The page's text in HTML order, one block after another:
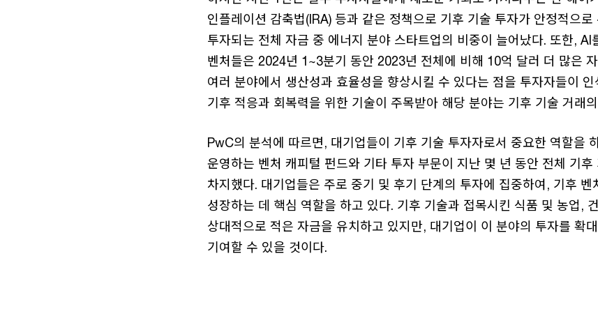
인플레이션 감축법(IRA) 등과 같은 정책으로 기후 기술 투자가 안정적으로
투자되는 전체 자금 중 에너지 분야 스타트업의 비중이 늘어났다. 또한, AI
벤처들은 2024년 1~3분기 동안 2023년 전체에 비해 10억 달러 더 많은
여러 분야에서 생산성과 효율성을 향상시킬 수 있다는 점을 투자자들이 인
기후 적응과 회복력을 위한 기술이 주목받아 해당 분야는 기후 기술 거래
PwC의 분석에 따르면, 대기업들이 기후 기술 투자자로서 중요한 역할을
운영하는 벤처 캐피털 펀드와 기타 투자 부문이 지난 몇 년 동안 전체 기
차지했다. 대기업들은 주로 중기 및 후기 단계의 투자에 집중하여, 기후 벤
성장하는 데 핵심 역할을 하고 있다. 기후 기술과 접목시킨 식품 및 농업,
상대적으로 적은 자금을 유치하고 있지만, 대기업이 이 분야의 투자를 확
기여할 수 있을 것이다.